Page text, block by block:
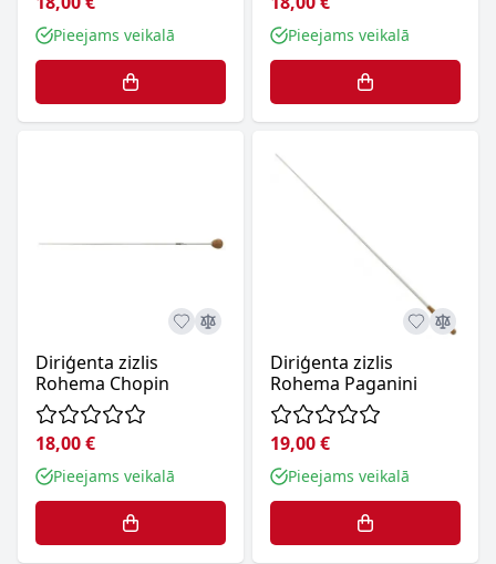
Pieejams veikalā Pieejams veikalā
Diriģenta zizlis
Rohema Chopin
18,00 €
Pieejams veikalā
Diriģenta zizlis
Rohema Paganini
19,00 €
Pieejams veikalā